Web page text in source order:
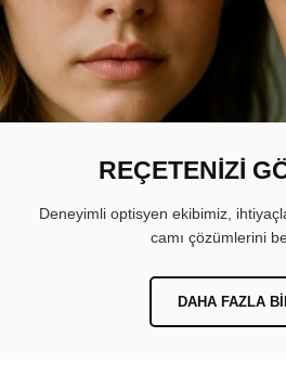
REÇETENİZİ
Deneyimli optisyen ekibimiz,
camı çözümlerini
DAHA FAZLA